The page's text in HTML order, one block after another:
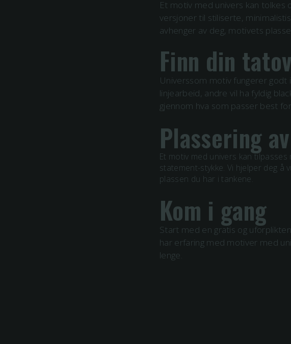
Et motiv med univers kan tolkes
versjoner til stiliserte,
avhenger av deg, motivets
Finn din
Universsom motiv fungerer
linjearbeid, andre vil ha fyldig
gjennom hva som passer best
Plassering
Et motiv med univers kan
statement-stykke. Vi hjelper deg
plassen du har i tankene.
Kom i gang
Start med en gratis og
har erfaring med motiver med
lenge.